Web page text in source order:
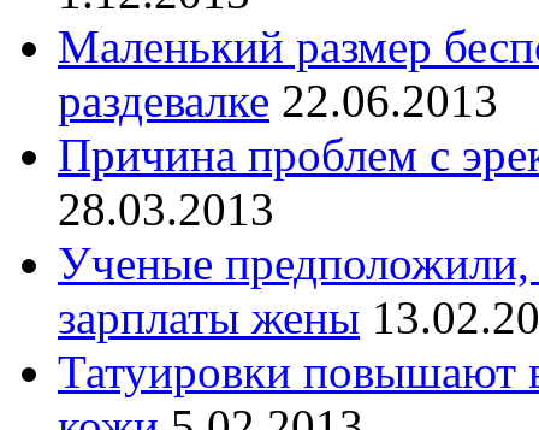
Маленький размер
раздевалке 22.06.2013
Причина проблем с
28.03.2013
Ученые предположили,
зарплаты жены
Татуировки повышают